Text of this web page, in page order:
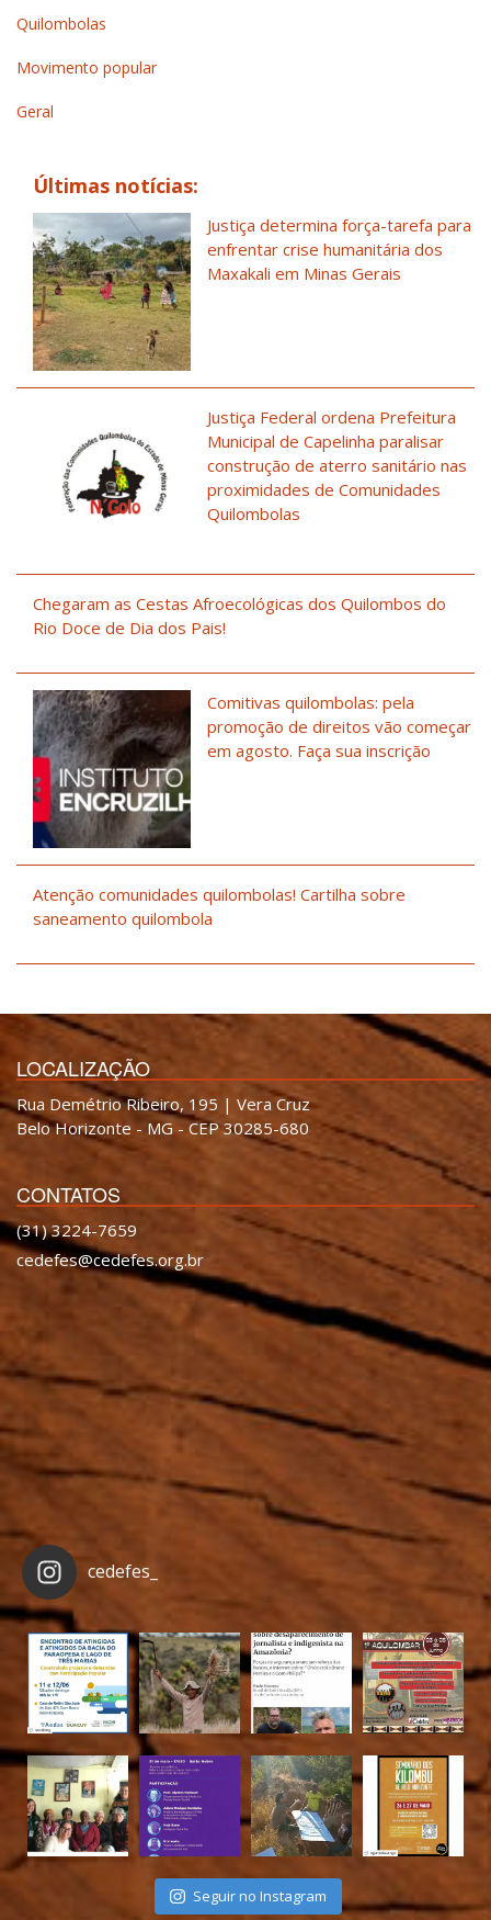
Quilombolas
Movimento popular
Geral
Últimas notícias:
Justiça determina força-tarefa para
enfrentar crise humanitária dos
Maxakali em Minas Gerais
Justiça Federal ordena Prefeitura
Municipal de Capelinha paralisar
construção de aterro sanitário nas
proximidades de Comunidades
Quilombolas
Chegaram as Cestas Afroecológicas dos Quilombos do
Rio Doce de Dia dos Pais!
Comitivas quilombolas: pela
promoção de direitos vão começar
em agosto. Faça sua inscrição
Atenção comunidades quilombolas! Cartilha sobre
saneamento quilombola
LOCALIZAÇÃO
Rua Demétrio Ribeiro, 195 | Vera Cruz
Belo Horizonte - MG - CEP 30285-680
CONTATOS
(31) 3224-7659
cedefes@cedefes.org.br
cedefes_
Seguir no Instagram